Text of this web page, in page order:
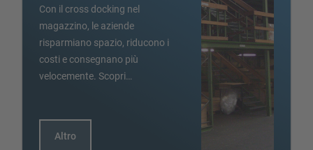
Con il cross docking nel
magazzino, le aziende
risparmiano spazio, riducono i
costi e consegnano più
velocemente. Scopri…
Altro